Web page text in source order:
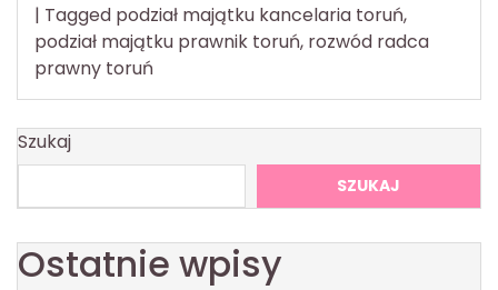
| Tagged podział majątku kancelaria toruń,
podział majątku prawnik toruń, rozwód radca
prawny toruń
Szukaj
SZUKAJ
Ostatnie wpisy